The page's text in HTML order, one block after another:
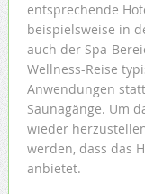
entsprechende
beispielsweise in
auch der Spa-
Wellness-Reise
Anwendungen
Saunagänge. Um
wieder
werden, dass das
anbietet.